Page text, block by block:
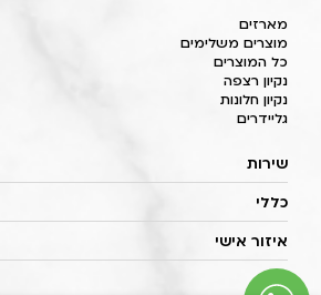
מארזים
מוצרים משלימים
כל המוצרים
נקיון רצפה
נקיון חלונות
גליידרים
שירות
כללי
איזור אישי